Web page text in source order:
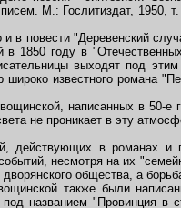
М.: Гослитиздат, 1950,
в повести "Деревенский
в 1850 году в
выходят под
известного романа
написанных в 50-е
не проникает в эту
в романах и
несмотря на их
дворянского общества, а
также были
названием "Провинция